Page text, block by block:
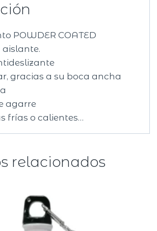
POWDER COATED
aislante.
gracias a su boca ancha
agarre
frías o calientes…
relacionados